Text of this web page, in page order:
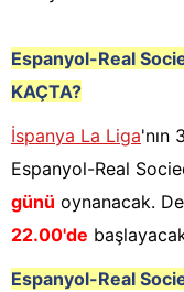
Espanyol-Real
KAÇTA?
İspanya La Liga'nın
Espanyol-Real
günü oynanacak.
22.00'de
Espanyol-Real